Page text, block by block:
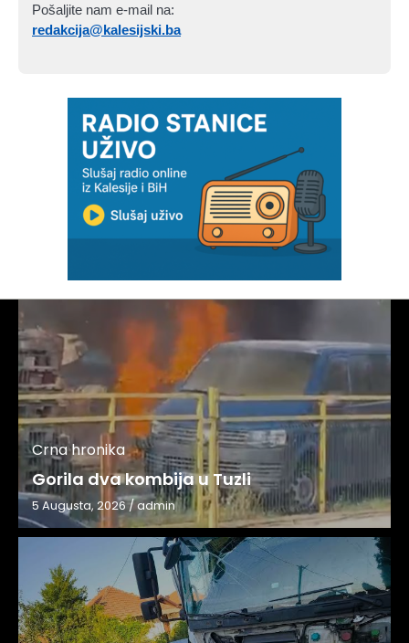
Pošaljite nam e-mail na:
redakcija@kalesijski.ba
Crna hronika
Gorila dva kombija u Tuzli
5 Augusta, 2026/admin